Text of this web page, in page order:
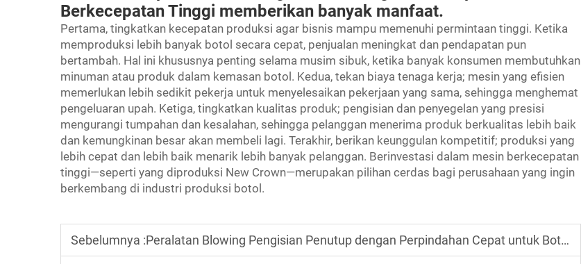
Berkecepatan Tinggi memberikan banyak manfaat.
Pertama, tingkatkan kecepatan produksi agar bisnis mampu memenuhi permintaan tinggi. Ketika
memproduksi lebih banyak botol secara cepat, penjualan meningkat dan pendapatan pun
bertambah. Hal ini khususnya penting selama musim sibuk, ketika banyak konsumen membutuhkan
minuman atau produk dalam kemasan botol. Kedua, tekan biaya tenaga kerja; mesin yang efisien
memerlukan lebih sedikit pekerja untuk menyelesaikan pekerjaan yang sama, sehingga menghemat
pengeluaran upah. Ketiga, tingkatkan kualitas produk; pengisian dan penyegelan yang presisi
mengurangi tumpahan dan kesalahan, sehingga pelanggan menerima produk berkualitas lebih baik
dan kemungkinan besar akan membeli lagi. Terakhir, berikan keunggulan kompetitif; produksi yang
lebih cepat dan lebih baik menarik lebih banyak pelanggan. Berinvestasi dalam mesin berkecepatan
tinggi—seperti yang diproduksi New Crown—merupakan pilihan cerdas bagi perusahaan yang ingin
berkembang di industri produksi botol.
Sebelumnya :Peralatan Blowing Pengisian Penutup dengan Perpindahan Cepat untuk Botol Multi-Spesifikasi